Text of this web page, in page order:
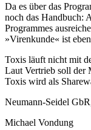
Da es über das
noch das Handbuch:
Programmes
»Virenkunde« ist
Toxis läuft nicht mit
Laut Vertrieb soll der
Toxis wird als
Neumann-Seidel
Michael Vondung